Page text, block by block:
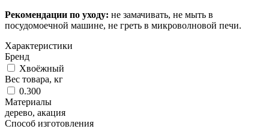
Рекомендации по уходу: не замачивать, не мыть в
посудомоечной машине, не греть в микроволновой печи.
Характеристики
Бренд
Хвоёжный
Вес товара, кг
0.300
Материалы
дерево, акация
Способ изготовления